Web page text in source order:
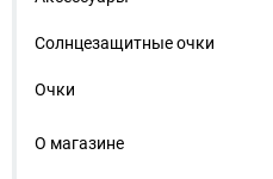
Солнцезащитные очки
Очки
О магазине